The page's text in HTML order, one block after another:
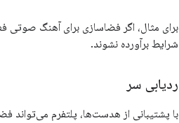
برای مثال، اگر فضاسازی برای آهنگ
شرایط برآورده نشوند.
ردیابی سر
با پشتیبانی از هدست‌ها، پلتفرم می‌تواند